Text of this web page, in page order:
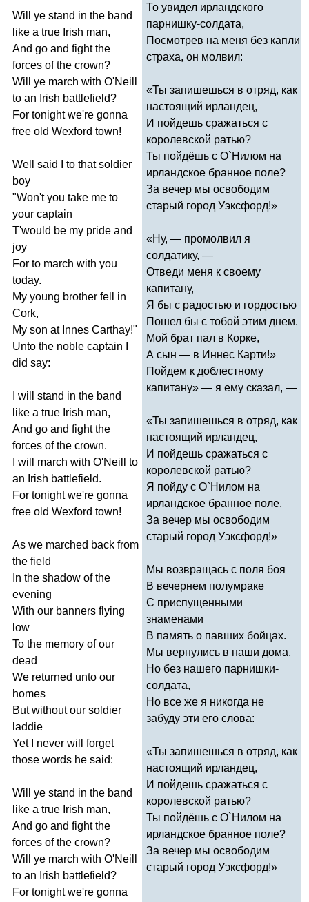
Will ye stand in the band
like a true Irish man,
And go and fight the
forces of the crown?
Will
ye march with O'Neill
to an Irish battlefield?
For tonight we're gonna
free old Wexford town!
Well said to that soldier
boy
"Won't you take me to
your captain
T'would be my pride and
joy
For to march with you
today.
My young brother fell
in
Cork,
My son at Innes Carthay!"
Unto the noble captain
did say:
will stand in the band
like a true Irish man,
And go and fight the
forces of the crown.
will march with O'Neill
to
an Irish battlefield.
For tonight we're gonna
free old Wexford town!
As we marched back from
the field
In the shadow of the
evening
With our banners flying
low
To the memory of our
dead
We returned unto our
homes
But without our soldier
laddie
Yet
never will
forget
those words he said:
Will ye stand in the band
like a true Irish man,
And go and fight the
forces of the crown?
Will
ye march with O'Neill
to an Irish battlefield?
For tonight we're gonna
То увидел ирландского
парнишку-солдата,
Посмотрев на меня без капли
страха, он молвил:
«Ты запишешься в отряд, как
настоящий ирландец,
И пойдешь сражаться с
королевской ратью?
Ты пойдёшь с О`Нилом на
ирландское бранное поле?
За вечер мы освободим
старый город Уэксфорд!»
«Ну, — промолвил я
солдатику, —
Отведи меня к своему
капитану,
Я бы с радостью и гордостью
Пошел бы с тобой этим днем.
Мой брат пал в Корке,
А сын — в Иннес Карти!»
Пойдем к доблестному
капитану» — я ему сказал, —
«Ты запишешься в отряд, как
настоящий ирландец,
И пойдешь сражаться с
королевской ратью?
Я пойду с О`Нилом на
ирландское бранное поле.
За вечер мы освободим
старый город Уэксфорд!»
Мы возвращась с поля боя
В вечернем полумраке
С приспущенными
знаменами
В память о павших бойцах.
Мы вернулись в наши дома,
Но без нашего парнишки-
солдата,
Но все же я никогда не
забуду эти его слова:
«Ты запишешься в отряд, как
настоящий ирландец,
И пойдешь сражаться с
королевской ратью?
Ты пойдёшь с О`Нилом на
ирландское бранное поле?
За вечер мы освободим
старый город Уэксфорд!»